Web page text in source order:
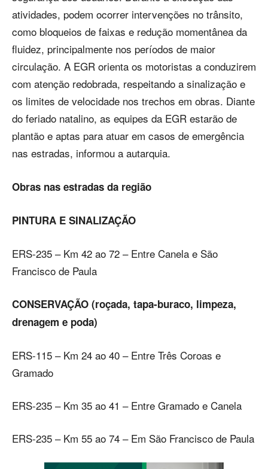
atividades, podem ocorrer intervenções no trânsito,
como bloqueios de faixas e redução momentânea da
fluidez, principalmente nos períodos de maior
circulação. A EGR orienta os motoristas a conduzirem
com atenção redobrada, respeitando a sinalização e
os limites de velocidade nos trechos em obras. Diante
do feriado natalino, as equipes da EGR estarão de
plantão e aptas para atuar em casos de emergência
nas estradas, informou a autarquia.
Obras nas estradas da região
PINTURA E SINALIZAÇÃO
ERS-235 – Km 42 ao 72 – Entre Canela e São
Francisco de Paula
CONSERVAÇÃO (roçada, tapa-buraco, limpeza,
drenagem e poda)
ERS-115 – Km 24 ao 40 – Entre Três Coroas e
Gramado
ERS-235 – Km 35 ao 41 – Entre Gramado e Canela
ERS-235 – Km 55 ao 74 – Em São Francisco de Paula